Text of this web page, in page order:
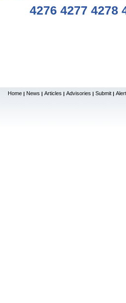
4276 4277 4278
Home | News | Articles | Advisories | Submit |